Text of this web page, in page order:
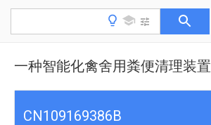
一种智能化禽舍用粪便清理装置
CN109169386B